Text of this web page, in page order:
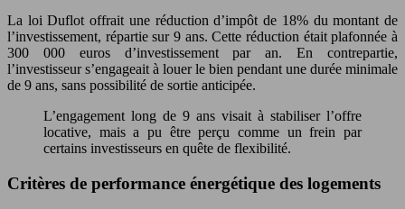
La loi Duflot offrait une réduction d’impôt de 18% du montant de
l’investissement, répartie sur 9 ans. Cette réduction était plafonnée à
300 000 euros d’investissement par an. En contrepartie,
l’investisseur s’engageait à louer le bien pendant une durée minimale
de 9 ans, sans possibilité de sortie anticipée.
L’engagement long de 9 ans visait à stabiliser l’offre
locative, mais a pu être perçu comme un frein par
certains investisseurs en quête de flexibilité.
Critères de performance énergétique des logements